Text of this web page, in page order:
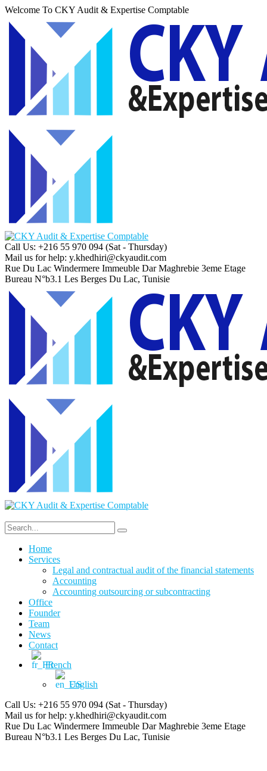
Welcome To CKY Audit & Expertise Comptable
Call Us: +216 55 970 094 (Sat - Thursday)
Mail us for help: y.khedhiri@ckyaudit.com
Rue Du Lac Windermere Immeuble Dar Maghrebie 3eme Etage
Bureau N°b3.1 Les Berges Du Lac, Tunisie
Home
Services
Legal and contractual audit of the financial statements
Accounting
Accounting outsourcing or subcontracting
Office
Founder
Team
News
Contact
French
English
Call Us: +216 55 970 094 (Sat - Thursday)
Mail us for help: y.khedhiri@ckyaudit.com
Rue Du Lac Windermere Immeuble Dar Maghrebie 3eme Etage
Bureau N°b3.1 Les Berges Du Lac, Tunisie